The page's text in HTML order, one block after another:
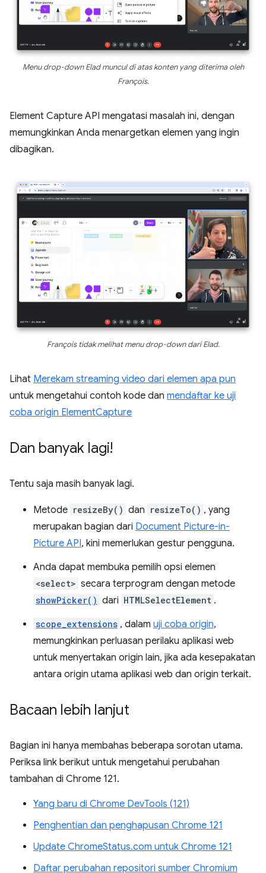
Menu drop-down Elad muncul di atas konten yang diterima oleh
François.
Element Capture API mengatasi masalah ini, dengan
memungkinkan Anda menargetkan elemen yang ingin
dibagikan.
François tidak melihat menu drop-down dari Elad.
Lihat Merekam streaming video dari elemen apa pun
untuk mengetahui contoh kode dan mendaftar ke uji
coba origin ElementCapture
Dan banyak lagi!
Tentu saja masih banyak lagi.
Metode resizeBy() dan resizeTo() , yang
merupakan bagian dari Document Picture-in-
Picture API, kini memerlukan gestur pengguna.
Anda dapat membuka pemilih opsi elemen
<select> secara terprogram dengan metode
showPicker() dari HTMLSelectElement .
scope_extensions , dalam uji coba origin,
memungkinkan perluasan perilaku aplikasi web
untuk menyertakan origin lain, jika ada kesepakatan
antara origin utama aplikasi web dan origin terkait.
Bacaan lebih lanjut
Bagian ini hanya membahas beberapa sorotan utama.
Periksa link berikut untuk mengetahui perubahan
tambahan di Chrome 121.
Yang baru di Chrome DevTools (121)
Penghentian dan penghapusan Chrome 121
Update ChromeStatus.com untuk Chrome 121
Daftar perubahan repositori sumber Chromium